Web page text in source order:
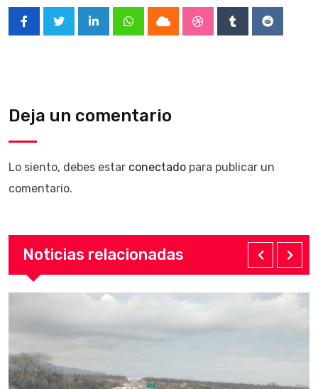
LinkedInWhatsappCloud StumbleUpon
TumblrReddit
Deja un comentario
Lo siento, debes estar conectado para publicar un
comentario.
Noticias relacionadas